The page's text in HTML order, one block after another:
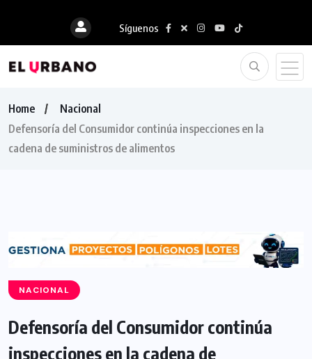
Síguenos
Home
Nacional
Defensoría del Consumidor continúa inspecciones en la
cadena de suministros de alimentos
NACIONAL
Defensoría del Consumidor continúa
inspecciones en la cadena de